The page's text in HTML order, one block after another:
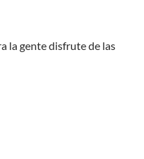
la gente disfrute de las